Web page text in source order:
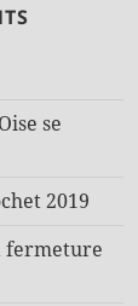
se
2019
fermeture